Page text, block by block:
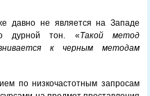
давно не является на Западе
дурной тон. «Такой метод
к черным методам
по низкочастотным запросам